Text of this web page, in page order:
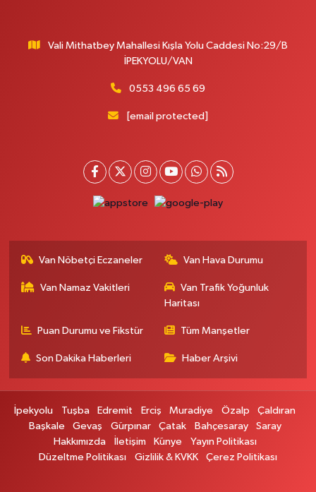
Gürpınar Eczanesi
Akpınar Mah. Milli Egemenlik Cad.No:7 A
Yol Tarifi Al
0 (432) 215 77 65 Yol Tarifi Al
Ferhat Eczanesi
Akköprü mahallesi Beşyol mevkii sakatatçılar çarşısı altı şok market yanı
Gündüz Eczanesi
CUMHURİYET MAH. ATATÜRK CADDESİ NO:39 A
Merve Eczanesi
ZEYLAN CAD.BEKO BAYİ KARŞISI NO:13 MERVE ECZANESİ:ZEYLAN
Vali Mithatbey Mahallesi Kışla Yolu Caddesi No:29/B
İPEKYOLU/VAN
0553 496 65 69
[email protected]
Van Nöbetçi Eczaneler Van Hava Durumu
Van Namaz Vakitleri
Van Trafik Yoğunluk
Haritası
Puan Durumu ve Fikstür Tüm Manşetler
Son Dakika Haberleri Haber Arşivi
İpekyolu Tuşba Edremit Erciş Muradiye Özalp
Çaldıran
Başkale
Gevaş Gürpınar Çatak Bahçesaray
Saray
Hakkımızda
İletişim Künye
Yayın Politikası
Düzeltme Politikası
Gizlilik & KVKK Çerez Politikası